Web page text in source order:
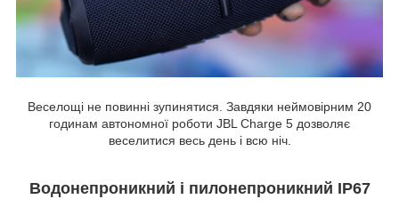
Веселощі не повинні зупинятися. Завдяки неймовірним 20
годинам автономної роботи JBL Charge 5 дозволяє
веселитися весь день і всю ніч.
Водонепроникний і пилонепроникний IP67